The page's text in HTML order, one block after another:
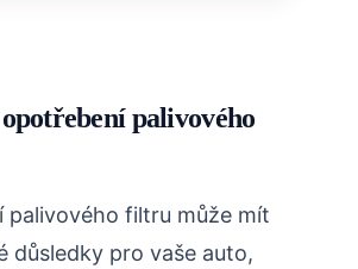
palivového
palivového filtru může mít
důsledky pro vaše auto,